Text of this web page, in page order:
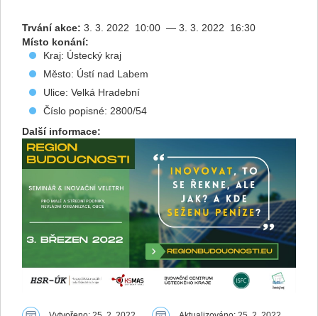
Trvání akce: 3. 3. 2022 10:00 — 3. 3. 2022 16:30
Místo konání:
Kraj: Ústecký kraj
Město: Ústí nad Labem
Ulice: Velká Hradební
Číslo popisné: 2800/54
Další informace: